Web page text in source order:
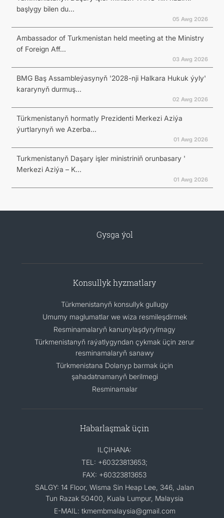
başlygy bilen du...
05 Awg 2026
Ambassador of Turkmenistan held meeting at the Ministry
of Foreign Aff...
03 Awg 2026
BMG Baş Assambleýasynyň '2028-nji Halkara Hukuk ýyly'
kararynyň durmuş...
02 Awg 2026
Türkmenistanyň hormatly Prezidenti Merkezi Aziýa
ýurtlarynyň we Azerba...
01 Awg 2026
Turkmenistanyň Daşary işler ministriniň orunbasary '
Merkezi Aziýa – K...
01 Awg 2026
Gysga ýol
Konsullyk hyzmatlary
Türkmenistanyň konsullyk gullugy
Umumy maglumatlar we wiza resmileşdirmek
Resminamalaryň kanunylaşdyrylmagy
Türkmenistanyň raýatlygyndan çykmak üçin zerur
resminamalaryň sanawy
Türkmenistana Dolanyp barmak üçin
şahadatnamanyň berilmegi
Resminamalar
Habarlaşmak üçin
ILÇIHANA:
TEL: +60323813653;
FAX: +60323813653
SALGY: 14 Floor, Wisma Sin Heap Lee, 346, Jalan
Tun Razak 50400, Kuala Lumpur, Malaysia
E-MAIL: tkmembmalaysia@gmail.com